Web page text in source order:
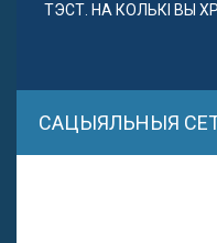
ТЭСТ. НА КОЛЬКІ ВЫ
САЦЫЯЛЬНЫЯ